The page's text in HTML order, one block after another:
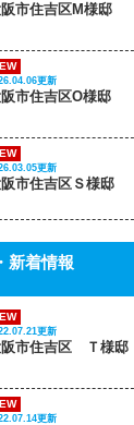
市住吉区M様邸
更新
市住吉区O様邸
更新
市住吉区Ｓ様邸
新着情報
更新
市住吉区 Ｔ様邸
更新